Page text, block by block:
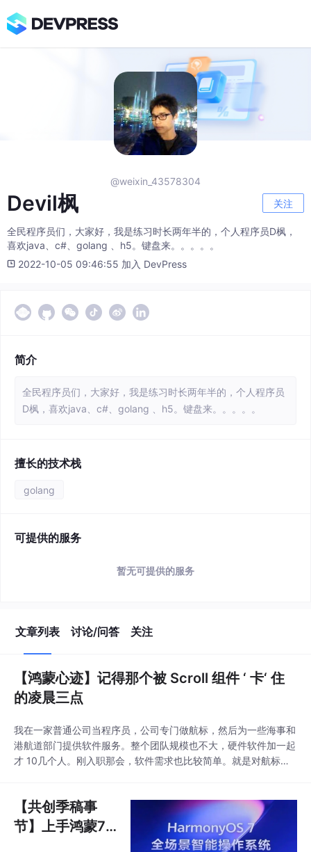
@weixin_43578304
Devil枫 关注
全民程序员们，大家好，我是练习时长两年半的，个人程序员D枫，
喜欢java、c#、golang 、h5。键盘来。。。。。
2022-10-05 09:46:55 加入 DevPress
简介
全民程序员们，大家好，我是练习时长两年半的，个人程序员
D枫，喜欢java、c#、golang 、h5。键盘来。。。。。
擅长的技术栈
golang
可提供的服务
暂无可提供的服务
文章列表 讨论/问答 关注
【鸿蒙心迹】记得那个被 Scroll 组件 ‘ 卡‘ 住
的凌晨三点
我在一家普通公司当程序员，公司专门做航标，然后为一些海事和
港航道部门提供软件服务。整个团队规模也不大，硬件软件加一起
才 10几个人。刚入职那会，软件需求也比较简单。就是对航标进
【共创季稿事
节】上手鸿蒙7.0